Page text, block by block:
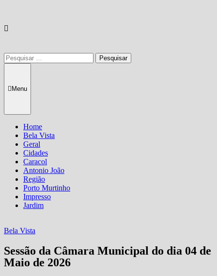
Pesquisar
por:
Menu
Home
Bela Vista
Geral
Cidades
Caracol
Antonio João
Região
Porto Murtinho
Impresso
Jardim
Bela Vista
Sessão da Câmara Municipal do dia 04 de
Maio de 2026